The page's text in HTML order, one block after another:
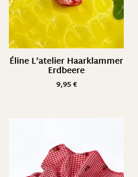
Éline L’atelier Haarklammer
Erdbeere
9,95€